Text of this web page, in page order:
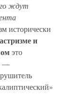
ждут
исторически
и
это
—